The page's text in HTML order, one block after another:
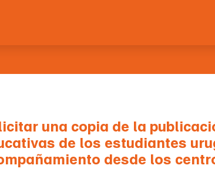
una copia de la
de los estudiantes
desde los